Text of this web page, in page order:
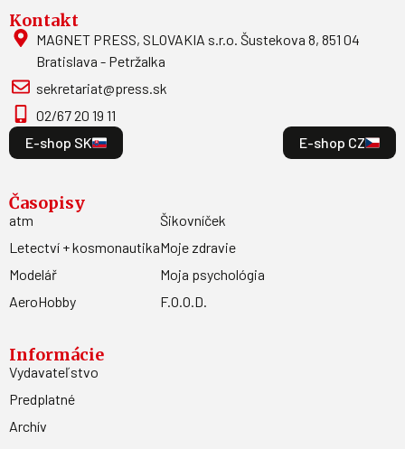
Kontakt
MAGNET PRESS, SLOVAKIA s.r.o. Šustekova 8, 851 04
Bratislava - Petržalka
sekretariat@press.sk
02/67 20 19 11
E-shop SK
E-shop CZ
Časopisy
atm
Letectví + kosmonautika
Modelář
AeroHobby
Šikovníček
Moje zdravie
Moja psychológia
F.O.O.D.
Informácie
Vydavateľstvo
Predplatné
Archív